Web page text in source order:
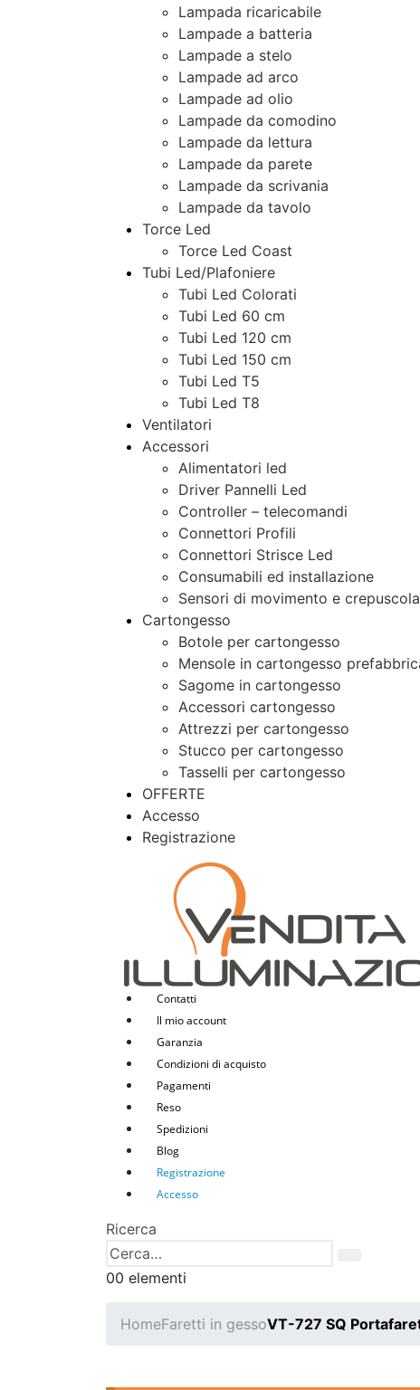
Lampada ricaricabile
Lampade a batteria
Lampade a stelo
Lampade ad arco
Lampade ad olio
Lampade da comodino
Lampade da lettura
Lampade da parete
Lampade da scrivania
Lampade da tavolo
Torce Led
Torce Led Coast
Tubi Led/Plafoniere
Tubi Led Colorati
Tubi Led 60 cm
Tubi Led 120 cm
Tubi Led 150 cm
Tubi Led T5
Tubi Led T8
Ventilatori
Accessori
Alimentatori led
Driver Pannelli Led
Controller – telecomandi
Connettori Profili
Connettori Strisce Led
Consumabili ed installazione
Sensori di movimento e
Cartongesso
Botole per cartongesso
Mensole in cartongesso
Sagome in cartongesso
Accessori cartongesso
Attrezzi per cartongesso
Stucco per cartongesso
Tasselli per cartongesso
OFFERTE
Accesso
Registrazione
Contatti
Il mio account
Garanzia
Condizioni di acquisto
Pagamenti
Reso
Spedizioni
Blog
Registrazione
Accesso
Ricerca
00 elementi
HomeFaretti in gessoVT-727 SQ